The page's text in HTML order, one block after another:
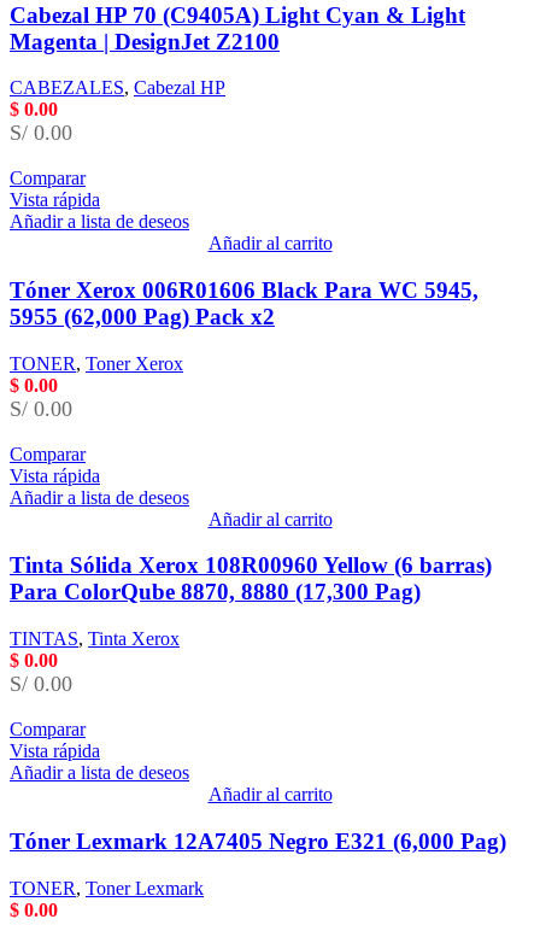
Cabezal HP 70 (C9405A) Light Cyan & Light
Magenta | DesignJet Z2100
CABEZALES, Cabezal HP
$ 0.00
S/ 0.00
Comparar
Vista rápida
Añadir a lista de deseos
Añadir al carrito
Tóner Xerox 006R01606 Black Para WC 5945,
5955 (62,000 Pag) Pack x2
TONER, Toner Xerox
$ 0.00
S/ 0.00
Comparar
Vista rápida
Añadir a lista de deseos
Añadir al carrito
Tinta Sólida Xerox 108R00960 Yellow (6 barras)
Para ColorQube 8870, 8880 (17,300 Pag)
TINTAS, Tinta Xerox
$ 0.00
S/ 0.00
Comparar
Vista rápida
Añadir a lista de deseos
Añadir al carrito
Tóner Lexmark 12A7405 Negro E321 (6,000 Pag)
TONER, Toner Lexmark
$ 0.00